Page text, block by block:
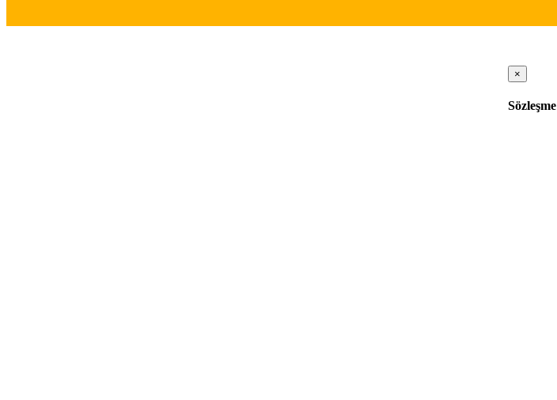
×
Sözleşme